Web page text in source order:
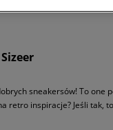
sneakersów! To
retro inspiracje? Jeśli tak,